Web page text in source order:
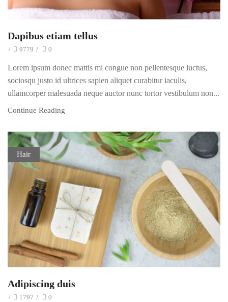
Dapibus etiam tellus
/ 9779 / 0
Lorem ipsum donec mattis mi congue non pellentesque luctus,
sociosqu justo id ultrices sapien aliquet curabitur iaculis,
ullamcorper malesuada neque auctor nunc tortor vestibulum non...
Continue Reading
Hair
Adipiscing duis
/ 1797 / 0